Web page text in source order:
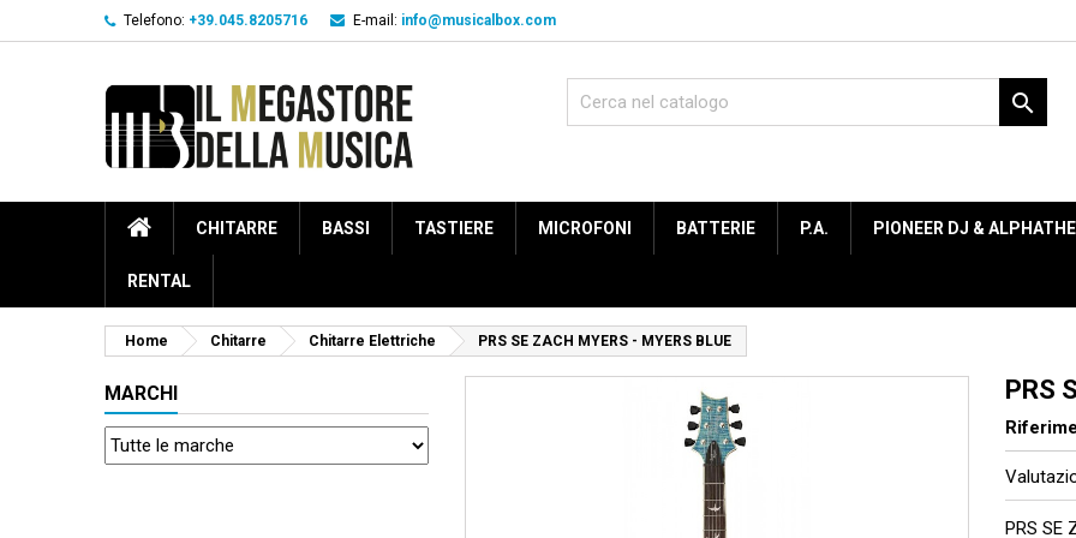
Telefono: +39.045.8205716 E-mail: info@musicalbox.com

CHITARRE BASSI TASTIERE MICROFONI BATTERIE P.A. PIONEER DJ &
RENTAL
Home Chitarre Chitarre Elettriche PRS SE ZACH MYERS - MYERS BLUE
MARCHI PRS
PRS SE